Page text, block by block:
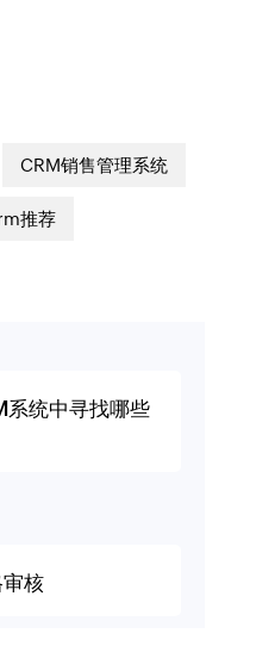
CRM销售管理系统
推荐
系统中寻找哪些
核